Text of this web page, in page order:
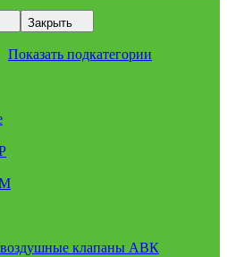
Закрыть
Показать подкатегории
клапаны АВК